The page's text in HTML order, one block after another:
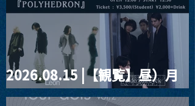
2026.08.15 |【観覧】昼）月
見ルpre.『POLYHEDRON』